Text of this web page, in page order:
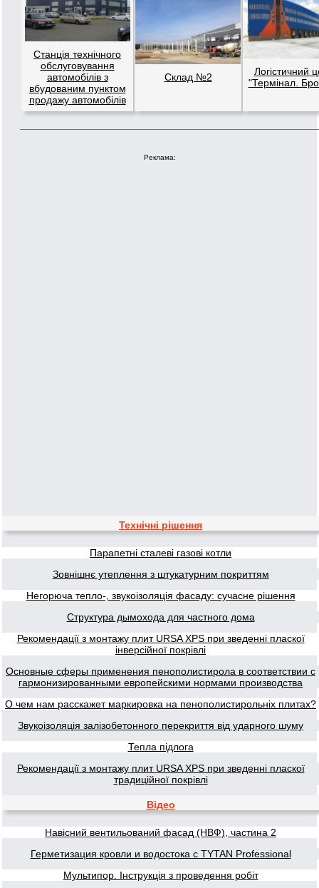
Станція технічного
обслуговування
автомобілів з
вбудованим пунктом
продажу автомобілів
Склад №2
Логістичний
"Термінал.
Реклама:
Технічні рішення
Парапетні сталеві газові котли
Зовнішнє утеплення з штукатурним покриттям
Негорюча тепло-, звукоізоляція фасаду: сучасне рішення
Структура дымохода для частного дома
Рекомендації з монтажу плит URSA XPS при зведенні пласкої
інверсійної покрівлі
Основные сферы применения пенополистирола в соответствии с
гармонизированными европейскими нормами производства
О чем нам расскажет маркировка на пенополистирольніх плитах?
Звукоізоляція залізобетонного перекриття від ударного шуму
Тепла підлога
Рекомендації з монтажу плит URSA XPS при зведенні пласкої
традиційної покрівлі
Відео
Навісний вентильований фасад (НВФ), частина 2
Герметизация кровли и водостока с TYTAN Professional
Мультипор. Інструкція з проведення робіт